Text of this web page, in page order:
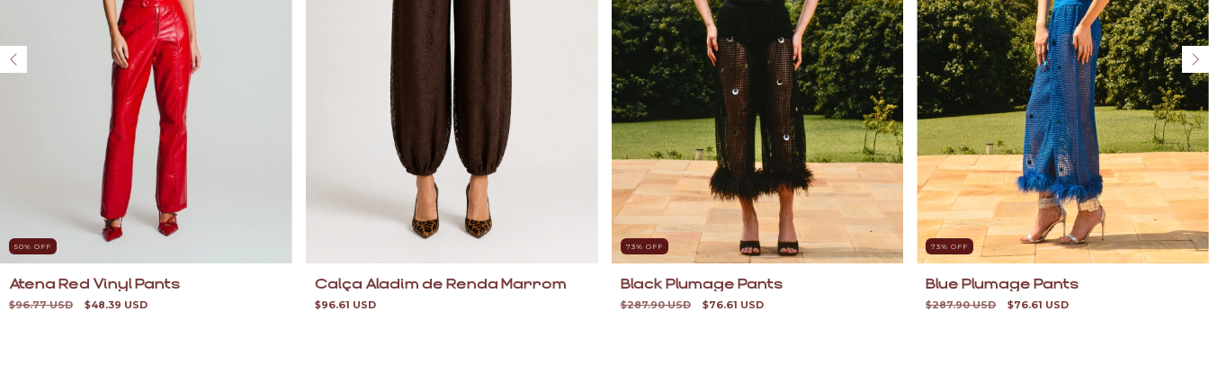
50% OFF
Atena Red Vinyl Pants
$96.77 USD $48.39 USD
Calça Aladim de Renda Marrom
$96.61 USD
73% OFF
Black Plumage Pants
$287.90 USD $76.61 USD
73% OFF
Blue Plumage Pants
$287.90 USD $76.61 USD